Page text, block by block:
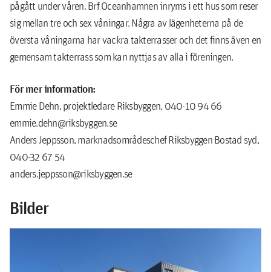
pågått under våren. Brf Oceanhamnen inryms i ett hus som reser
sig mellan tre och sex våningar. Några av lägenheterna på de
översta våningarna har vackra takterrasser och det finns även en
gemensam takterrass som kan nyttjas av alla i föreningen.
För mer information:
Emmie Dehn, projektledare Riksbyggen, 040-10 94 66
emmie.dehn@riksbyggen.se
Anders Jeppsson, marknadsområdeschef Riksbyggen Bostad syd,
040-32 67 54
anders.jeppsson@riksbyggen.se
Bilder